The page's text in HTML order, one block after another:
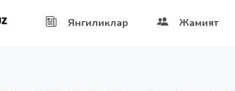
Янгиликлар Жамият